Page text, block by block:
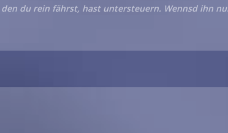
den du rein fährst, hast untersteuern. Wennsd ihn